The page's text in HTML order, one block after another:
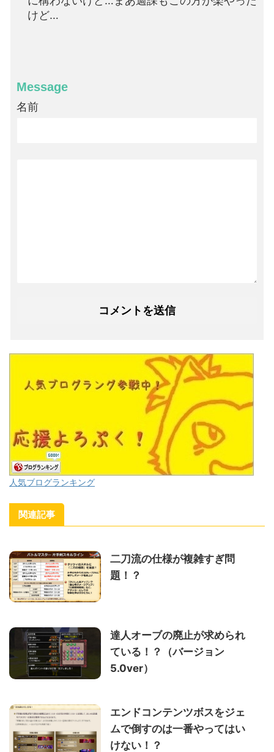
けど…
Message
名前
人気ブログランキング
関連記事
二刀流の仕様が複雑すぎ問
題！？
達人オーブの廃止が求められ
ている！？（バージョン
5.0ver）
エンドコンテンツボスをジェ
ムで倒すのは一番やってはい
けない！？